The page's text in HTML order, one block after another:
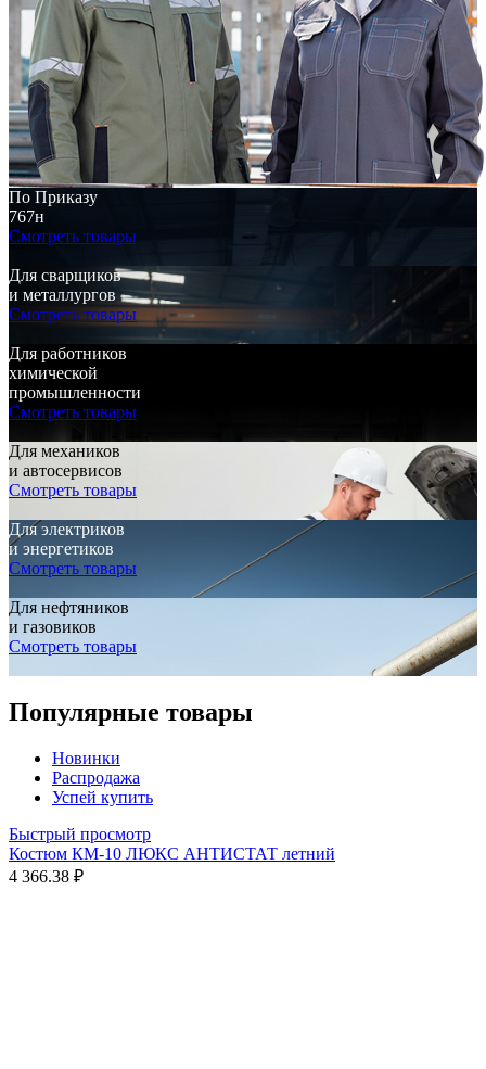
По Приказу
767н
Смотреть товары
Для сварщиков
и металлургов
Смотреть товары
Для работников
химической
промышленности
Смотреть товары
Для механиков
и автосервисов
Смотреть товары
Для электриков
и энергетиков
Смотреть товары
Для нефтяников
и газовиков
Смотреть товары
Популярные товары
Новинки
Распродажа
Успей купить
Быстрый просмотр
Костюм КМ-10 ЛЮКС АНТИСТАТ летний
4 366.38 ₽